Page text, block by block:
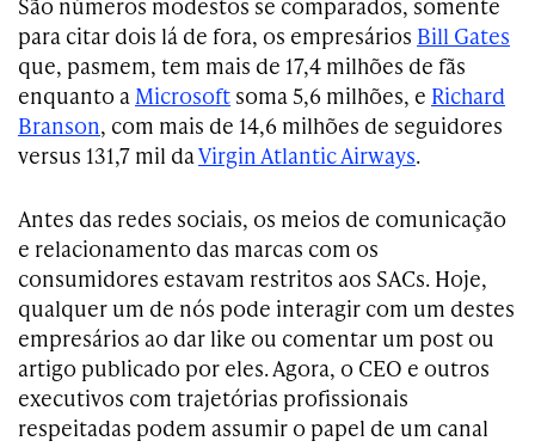
para citar dois lá de fora, os empresários Bill Gates
que, pasmem, tem mais de 17,4 milhões de fãs
enquanto a Microsoft soma 5,6 milhões, e Richard
Branson, com mais de 14,6 milhões de seguidores
versus 131,7 mil daVirgin Atlantic Airways.
Antes das redes sociais, os meios de comunicação
e relacionamento das marcas com os
consumidores estavam restritos aos SACs. Hoje,
qualquer um de nós pode interagir com um destes
empresários ao dar like ou comentar um post ou
artigo publicado por eles. Agora, o CEO e outros
executivos com trajetórias profissionais
respeitadas podem assumir o papel de um canal